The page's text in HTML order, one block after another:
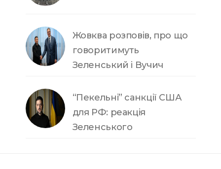
Жовква розповів, про що
говоритимуть
Зеленський і Вучич
“Пекельні” санкції США
для РФ: реакція
Зеленського